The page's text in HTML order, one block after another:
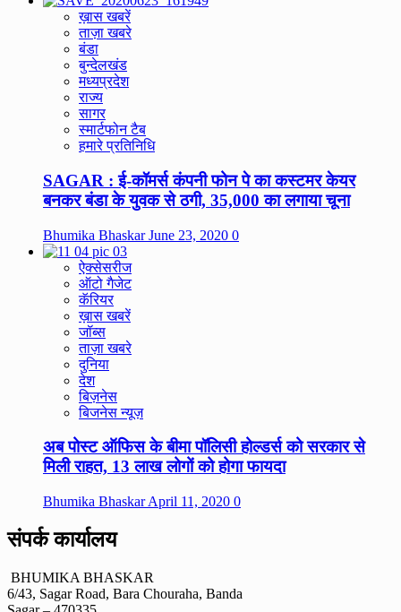
ख़ास खबरें
ताज़ा खबरे
बंडा
बुन्देलखंड
मध्यप्रदेश
राज्य
सागर
स्मार्टफोन टैब
हमारे प्रतिनिधि
SAGAR : ई-कॉमर्स कंपनी फोन पे का कस्टमर केयर
बनकर बंडा के युवक से ठगी, 35,000 का लगाया चूना
Bhumika BhaskarJune 23, 2020 0
ऐक्सेसरीज
ऑटो गैजेट
कॅरियर
ख़ास खबरें
जॉब्स
ताज़ा खबरे
दुनिया
देश
बिज़नेस
बिजनेस न्यूज़
अब पोस्ट ऑफिस के बीमा पॉलिसी होल्डर्स को सरकार से
मिली राहत, 13 लाख लोगों को होगा फायदा
Bhumika BhaskarApril 11, 2020 0
संपर्क कार्यालय
BHUMIKA BHASKAR
6/43, Sagar Road, Bara Chouraha, Banda